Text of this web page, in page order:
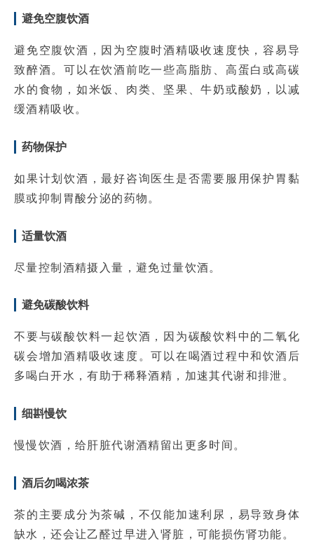
避免空腹饮酒
避免空腹饮酒，因为空腹时酒精吸收速度快，容易导
致醉酒。可以在饮酒前吃一些高脂肪、高蛋白或高碳
水的食物，如米饭、肉类、坚果、牛奶或酸奶，以减
缓酒精吸收。
药物保护
如果计划饮酒，最好咨询医生是否需要服用保护胃黏
膜或抑制胃酸分泌的药物。
适量饮酒
尽量控制酒精摄入量，避免过量饮酒。
避免碳酸饮料
不要与碳酸饮料一起饮酒，因为碳酸饮料中的二氧化
碳会增加酒精吸收速度。可以在喝酒过程中和饮酒后
多喝白开水，有助于稀释酒精，加速其代谢和排泄。
细斟慢饮
慢慢饮酒，给肝脏代谢酒精留出更多时间。
酒后勿喝浓茶
茶的主要成分为茶碱，不仅能加速利尿，易导致身体
缺水，还会让乙醛过早进入肾脏，可能损伤肾功能。